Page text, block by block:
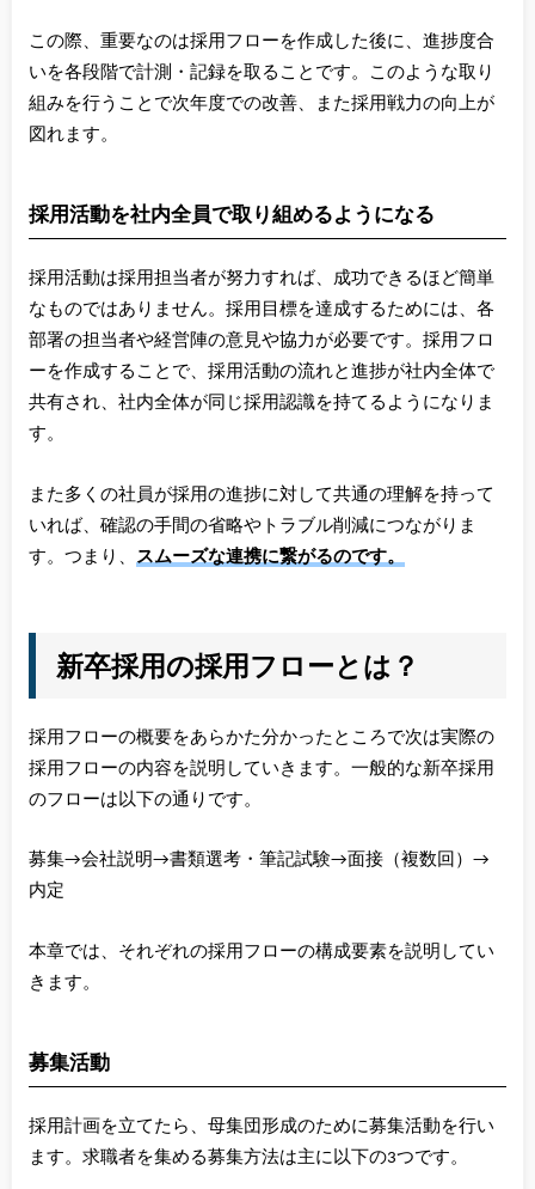
この際、重要なのは採用フローを作成した後に、進捗度合
いを各段階で計測・記録を取ることです。このような取り
組みを行うことで次年度での改善、また採用戦力の向上が
図れます。
採用活動を社内全員で取り組めるようになる
採用活動は採用担当者が努力すれば、成功できるほど簡単
なものではありません。採用目標を達成するためには、各
部署の担当者や経営陣の意見や協力が必要です。採用フロ
ーを作成することで、採用活動の流れと進捗が社内全体で
共有され、社内全体が同じ採用認識を持てるようになりま
す。
また多くの社員が採用の進捗に対して共通の理解を持って
いれば、確認の手間の省略やトラブル削減につながりま
す。つまり、 スムーズな連携に繋がるのです。
新卒採用の採用フローとは？
採用フローの概要をあらかた分かったところで次は実際の
採用フローの内容を説明していきます。一般的な新卒採用
のフローは以下の通りです。
募集→会社説明→書類選考・筆記試験→面接（複数回）→
内定
本章では、それぞれの採用フローの構成要素を説明してい
きます。
募集活動
採用計画を立てたら、母集団形成のために募集活動を行い
ます。求職者を集める募集方法は主に以下の3つです。